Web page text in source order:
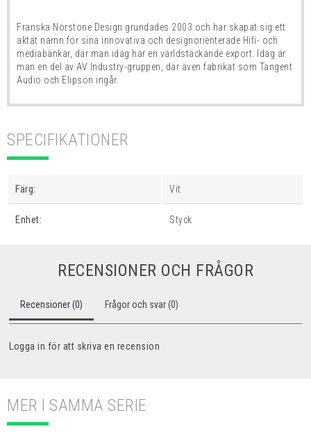
Franska Norstone Design grundades 2003 och har skapat sig ett
aktat namn för sina innovativa och designorienterade Hifi- och
mediabänkar, där man idag har en världstäckande export. Idag är
man en del av AV Industry-gruppen, där även fabrikat som Tangent
Audio och Elipson ingår.
SPECIFIKATIONER
Färg: Vit
Enhet: Styck
RECENSIONER OCH FRÅGOR
Recensioner (0) Frågor och svar (0)
Logga in för att skriva en recension
MER I SAMMA SERIE